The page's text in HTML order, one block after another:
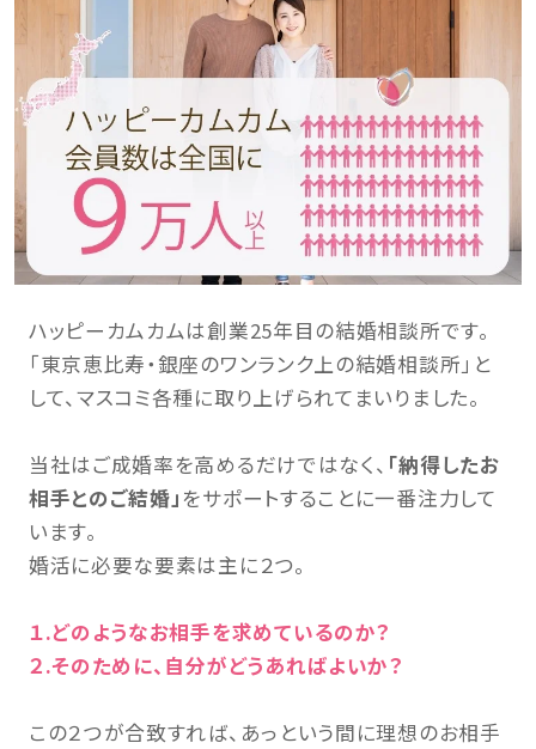
ハッピーカムカムは創業25年目の結婚相談所です。
「東京恵比寿・銀座のワンランク上の結婚相談所」と
して、マスコミ各種に取り上げられてまいりました。
当社はご成婚率を高めるだけではなく、 「納得したお
相手とのご結婚」 をサポートすることに一番注力して
います。
婚活に必要な要素は主に２つ。
１.どのようなお相手を求めているのか？
２.そのために、自分がどうあればよいか？
この２つが合致すれば、あっという間に理想のお相手